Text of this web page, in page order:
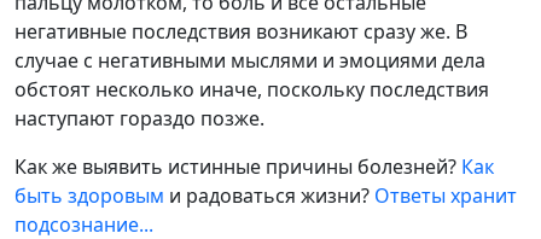
негативные последствия возникают сразу же. В
случае с негативными мыслями и эмоциями дела
обстоят несколько иначе, поскольку последствия
наступают гораздо позже.
Как же выявить истинные причины болезней? Как
быть здоровым и радоваться жизни? Ответы хранит
подсознание...